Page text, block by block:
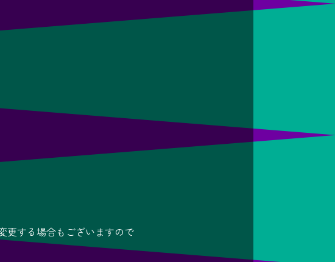
更する場合もございますので